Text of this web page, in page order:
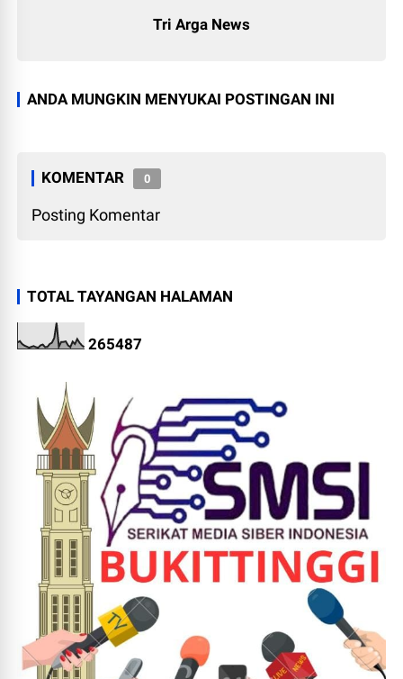
Tri Arga News
ANDA MUNGKIN MENYUKAI POSTINGAN INI
KOMENTAR 0
Posting Komentar
TOTAL TAYANGAN HALAMAN
265487